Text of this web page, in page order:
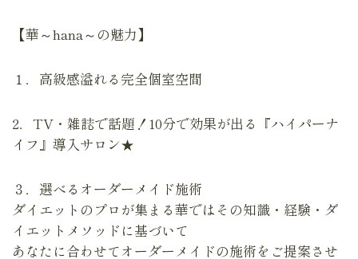
【華～hana～の魅力】
１．高級感溢れる完全個室空間
2．TV・雑誌で話題！10分で効果が出る『ハイパーナ
イフ』導入サロン★
３．選べるオーダーメイド施術
ダイエットのプロが集まる華ではその知識・経験・ダ
イエットメソッドに基づいて
あなたに合わせてオーダーメイドの施術をご提案させ